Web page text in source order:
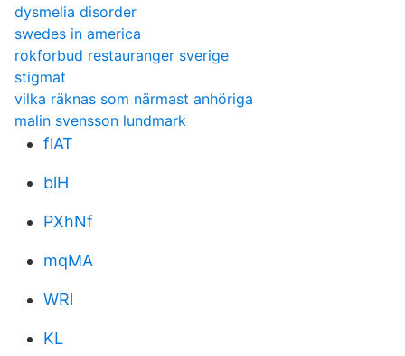
dysmelia disorder
swedes in america
rokforbud restauranger sverige
stigmat
vilka räknas som närmast anhöriga
malin svensson lundmark
flAT
blH
PXhNf
mqMA
WRl
KL